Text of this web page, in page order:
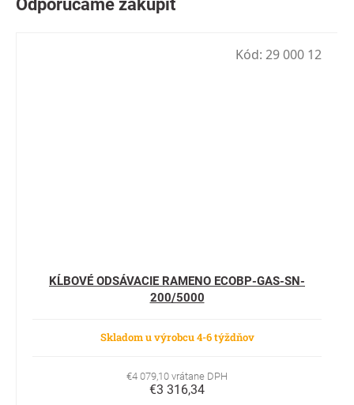
KĹBOVÉ ODSÁVACIE RAMENO ECOBP-GAS-SN-
200/5000
Skladom u výrobcu 4-6 týždňov
€4 079,10 vrátane DPH
€3 316,34
Kód: 29 000 12